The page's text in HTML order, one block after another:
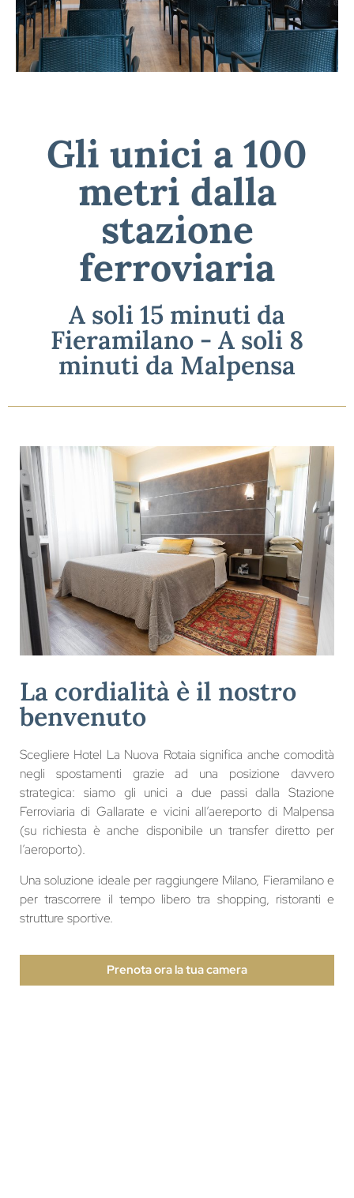
Gli unici a 100
metri dalla
stazione
ferroviaria
A soli 15 minuti da
Fieramilano - A soli 8
minuti da Malpensa
La cordialità è il nostro
benvenuto
Scegliere Hotel La Nuova Rotaia significa anche comodità
negli spostamenti grazie ad una posizione davvero
strategica: siamo gli unici a due passi dalla Stazione
Ferroviaria di Gallarate e vicini all’aereporto di Malpensa
(su richiesta è anche disponibile un transfer diretto per
l’aeroporto).
Una soluzione ideale per raggiungere Milano, Fieramilano e
per trascorrere il tempo libero tra shopping, ristoranti e
strutture sportive.
Prenota ora la tua camera